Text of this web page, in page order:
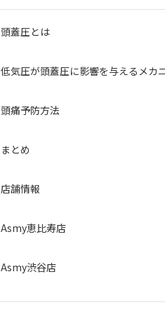
頭蓋圧とは
低気圧が頭蓋圧に影響を与えるメカ
頭痛予防方法
まとめ
店舗情報
Asmy恵比寿店
Asmy渋谷店